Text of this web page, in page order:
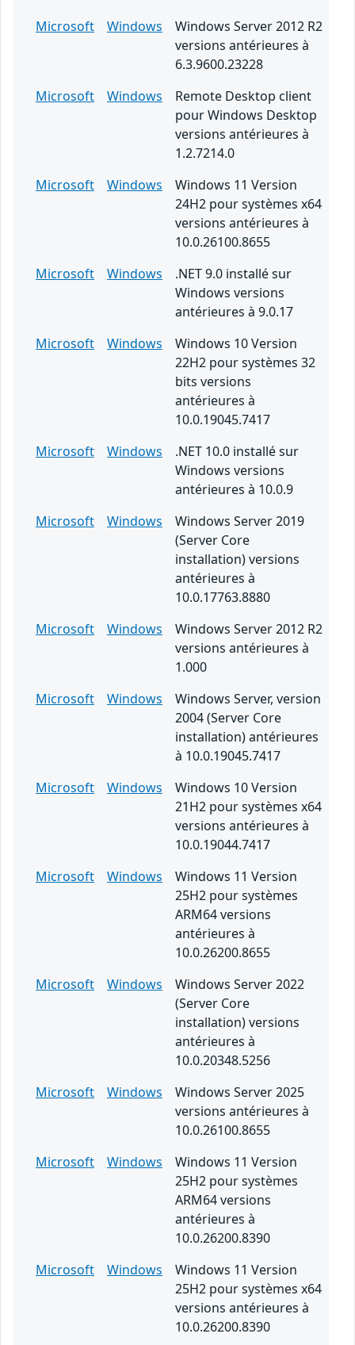
Microsoft
Windows
Windows Server 2012 R2
versions antérieures à
6.3.9600.23228
Microsoft
Windows
Remote Desktop client
pour Windows Desktop
versions antérieures à
1.2.7214.0
Microsoft
Windows
Windows 11 Version
24H2 pour systèmes x64
versions antérieures à
10.0.26100.8655
Microsoft
Windows
.NET 9.0 installé sur
Windows versions
antérieures à 9.0.17
Microsoft
Windows
Windows 10 Version
22H2 pour systèmes 32
bits versions
antérieures à
10.0.19045.7417
Microsoft
Windows
.NET 10.0 installé sur
Windows versions
antérieures à 10.0.9
Microsoft
Windows
Windows Server 2019
(Server Core
installation) versions
antérieures à
10.0.17763.8880
Microsoft
Windows
Windows Server 2012 R2
versions antérieures à
1.000
Microsoft
Windows
Windows Server, version
2004 (Server Core
installation) antérieures
à 10.0.19045.7417
Microsoft
Windows
Windows 10 Version
21H2 pour systèmes x64
versions antérieures à
10.0.19044.7417
Microsoft
Windows
Windows 11 Version
25H2 pour systèmes
ARM64 versions
antérieures à
10.0.26200.8655
Microsoft
Windows
Windows Server 2022
(Server Core
installation) versions
antérieures à
10.0.20348.5256
Microsoft
Windows
Windows Server 2025
versions antérieures à
10.0.26100.8655
Microsoft
Windows
Windows 11 Version
25H2 pour systèmes
ARM64 versions
antérieures à
10.0.26200.8390
Microsoft
Windows
Windows 11 Version
25H2 pour systèmes x64
versions antérieures à
10.0.26200.8390